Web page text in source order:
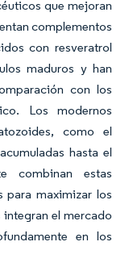
que mejoran
complementos
con resveratrol
maduros y han
con los
Los modernos
como el
hasta el
combinan estas
para maximizar los
el mercado
en los